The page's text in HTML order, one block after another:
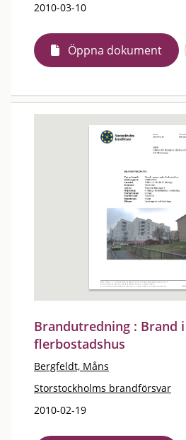
2010-03-10
Öppna dokument
Brandutredning : Brand
flerbostadshus
Bergfeldt, Måns
Storstockholms brandförsvar
2010-02-19